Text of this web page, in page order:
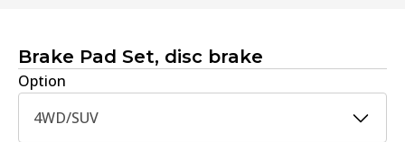
Brake Pad Set, disc brake
Option
4WD/SUV